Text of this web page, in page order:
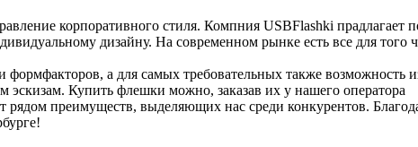
корпоративного стиля. Компния USBFlashki прадлагает
дизайну. На современном рынке есть все для того
формфакторов, а для самых требовательных также
Купить флешки можно, заказав их у нашего оператора
преимуществ, выделяющих нас среди конкурентов.